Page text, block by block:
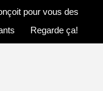
pour vous des
Regarde ça!